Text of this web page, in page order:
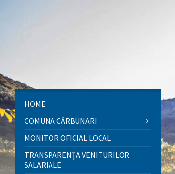
HOME
COMUNA CĂRBUNARI
MONITOR OFICIAL LOCAL
TRANSPARENȚA VENITURILOR
SALARIALE